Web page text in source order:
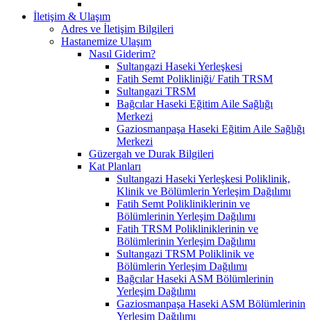
İletişim & Ulaşım
Adres ve İletişim Bilgileri
Hastanemize Ulaşım
Nasıl Giderim?
Sultangazi Haseki Yerleşkesi
Fatih Semt Polikliniği/ Fatih TRSM
Sultangazi TRSM
Bağcılar Haseki Eğitim Aile Sağlığı
Merkezi
Gaziosmanpaşa Haseki Eğitim Aile Sağlığı
Merkezi
Güzergah ve Durak Bilgileri
Kat Planları
Sultangazi Haseki Yerleşkesi Poliklinik,
Klinik ve Bölümlerin Yerleşim Dağılımı
Fatih Semt Polikliniklerinin ve
Bölümlerinin Yerleşim Dağılımı
Fatih TRSM Polikliniklerinin ve
Bölümlerinin Yerleşim Dağılımı
Sultangazi TRSM Poliklinik ve
Bölümlerin Yerleşim Dağılımı
Bağcılar Haseki ASM Bölümlerinin
Yerleşim Dağılımı
Gaziosmanpaşa Haseki ASM Bölümlerinin
Yerleşim Dağılımı